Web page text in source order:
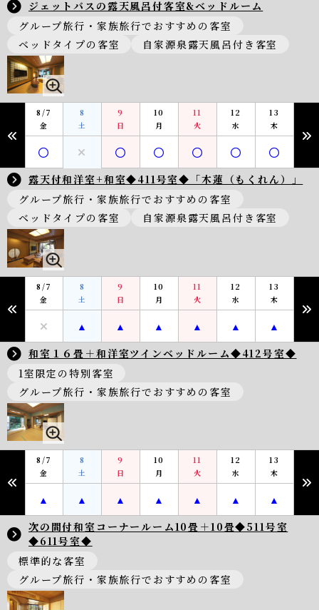
ジェットバスの露天風呂付客室&ベッドルーム
グループ旅行・家族旅行でおすすめの客室
ベッドタイプの客室
自家源泉露天風呂付き客室
8/7
金
8
土
9
日
10
月
11
火
12
水
13
木
露天付和洋室+和室◆411号室◆「木蓮（もくれん）」
グループ旅行・家族旅行でおすすめの客室
ベッドタイプの客室
自家源泉露天風呂付き客室
8/7
金
8
土
9
日
10
月
11
火
12
水
13
木
和室１６畳＋和洋室ツインベッドルーム◆412号室◆
1室限定の特別客室
グループ旅行・家族旅行でおすすめの客室
8/7
金
8
土
9
日
10
月
11
火
12
水
13
木
次の間付和室コーナールーム10畳＋10畳◆511号室
◆611号室◆
標準的な客室
グループ旅行・家族旅行でおすすめの客室